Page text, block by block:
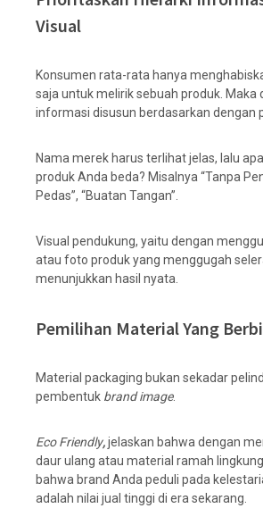
Visual
Konsumen rata-rata hanya
saja untuk melirik sebuah produk. Maka
informasi disusun berdasarkan dengan
Nama merek harus terlihat jelas, lalu
produk Anda beda? Misalnya “Tanpa
Pedas”, “Buatan Tangan”.
Visual pendukung, yaitu dengan
atau foto produk yang menggugah
menunjukkan hasil nyata.
Pemilihan Material Yang
Material packaging bukan sekadar
pembentuk brand image.
Eco Friendly,jelaskan bahwa dengan
daur ulang atau material ramah
bahwa brand Anda peduli pada
adalah nilai jual tinggi di era sekarang.